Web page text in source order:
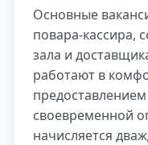
Основные
повара-кассира,
зала и
работают в
своевременной
начисляется